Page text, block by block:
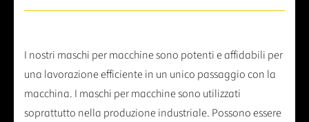
I nostri maschi per macchine sono potenti e affidabili per
una lavorazione efficiente in un unico passaggio con la
macchina. I maschi per macchine sono utilizzati
soprattutto nella produzione industriale. Possono essere